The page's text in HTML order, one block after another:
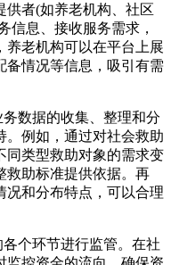
供者(如养老机构、社区
信息、接收服务需求，
养老机构可以在平台上展
备情况等信息，吸引有需
数据的收集、整理和分
。例如，通过对社会救助
同类型救助对象的需求变
救助标准提供依据。再
况和分布特点，可以合理
个环节进行监管。在社